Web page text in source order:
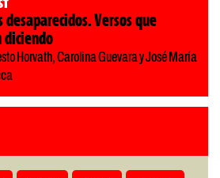
desaparecidos. Versos que
diciendo
Horvath, Carolina Guevara y José María